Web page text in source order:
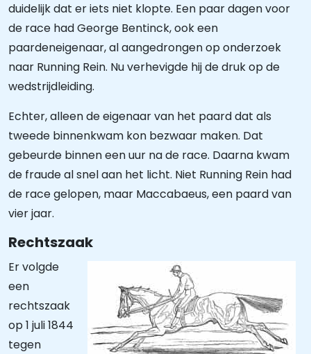
duidelijk dat er iets niet klopte. Een paar dagen voor
de race had George Bentinck, ook een
paardeneigenaar, al aangedrongen op onderzoek
naar Running Rein. Nu verhevigde hij de druk op de
wedstrijdleiding.
Echter, alleen de eigenaar van het paard dat als
tweede binnenkwam kon bezwaar maken. Dat
gebeurde binnen een uur na de race. Daarna kwam
de fraude al snel aan het licht. Niet Running Rein had
de race gelopen, maar Maccabaeus, een paard van
vier jaar.
Rechtszaak
Er volgde
een
rechtszaak
op 1 juli 1844
tegen